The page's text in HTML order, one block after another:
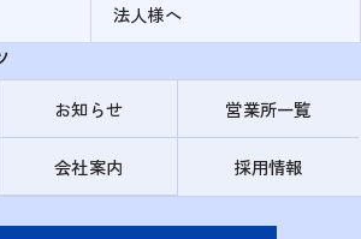
法人様へ
お知らせ 営業所一覧
会社案内 採用情報